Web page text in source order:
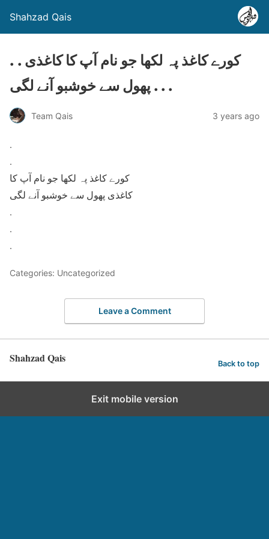
Shahzad Qais
. . کورے کاغذ پہ لکھا جو نام آپ کا کاغذی
پھول سے خوشبو آنے لگی . . .
Team Qais 3 years ago
.
.
کورے کاغذ پہ لکھا جو نام آپ کا
کاغذی پھول سے خوشبو آنے لگی
.
.
.
Categories: Uncategorized
Leave a Comment
Shahzad Qais Back to top
Exit mobile version